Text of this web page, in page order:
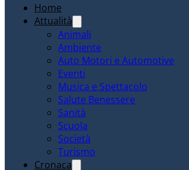
Home
Attualità
Animali
Ambiente
Auto Motori e Automotive
Eventi
Musica e Spettacolo
Salute Benessere
Sanità
Scuola
Società
Turismo
Cronaca